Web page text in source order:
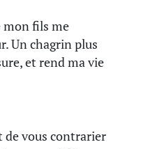
mon fils me
Un chagrin plus
et rend ma vie
de vous contrarier